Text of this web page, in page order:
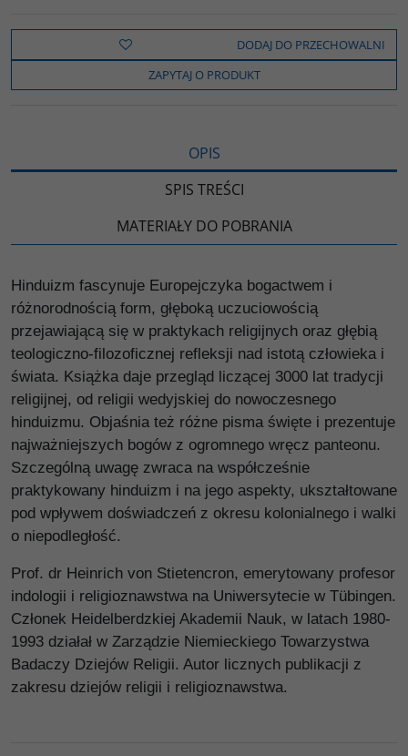
e
o
k
t
t
e
o
y
i
n
k
z
e
l
s
DODAJ DO PRZECHOWALNI
ZAPYTAJ O PRODUKT
OPIS
SPIS TREŚCI
MATERIAŁY DO POBRANIA
Hinduizm fascynuje Europejczyka bogactwem i
różnorodnością form, głęboką uczuciowością
przejawiającą się w praktykach religijnych oraz głębią
teologiczno-filozoficznej refleksji nad istotą człowieka i
świata. Książka daje przegląd liczącej 3000 lat tradycji
religijnej, od religii wedyjskiej do nowoczesnego
hinduizmu. Objaśnia też różne pisma święte i prezentuje
najważniejszych bogów z ogromnego wręcz panteonu.
Szczególną uwagę zwraca na współcześnie
praktykowany hinduizm i na jego aspekty, ukształtowane
pod wpływem doświadczeń z okresu kolonialnego i walki
o niepodległość.
Prof. dr Heinrich von Stietencron, emerytowany profesor
indologii i religioznawstwa na Uniwersytecie w Tübingen.
Członek Heidelberdzkiej Akademii Nauk, w latach 1980-
1993 działał w Zarządzie Niemieckiego Towarzystwa
Badaczy Dziejów Religii. Autor licznych publikacji z
zakresu dziejów religii i religioznawstwa.